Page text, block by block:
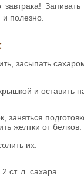
завтрака!
полезно.
засыпать
и оставить
заняться
желтки от белков.
их.
ст. л. сахара.